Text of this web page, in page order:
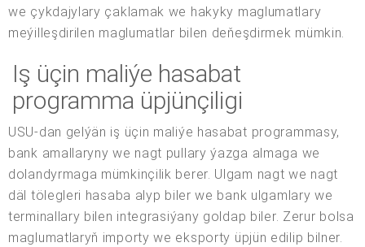
we çykdajylary çaklamak we hakyky maglumatlary
meýilleşdirilen maglumatlar bilen deňeşdirmek mümkin.
Iş üçin maliýe hasabat
programma üpjünçiligi
USU-dan gelýän iş üçin maliýe hasabat programmasy,
bank amallaryny we nagt pullary ýazga almaga we
dolandyrmaga mümkinçilik berer. Ulgam nagt we nagt
däl tölegleri hasaba alyp biler we bank ulgamlary we
terminallary bilen integrasiýany goldap biler. Zerur bolsa
maglumatlaryň importy we eksporty üpjün edilip bilner.